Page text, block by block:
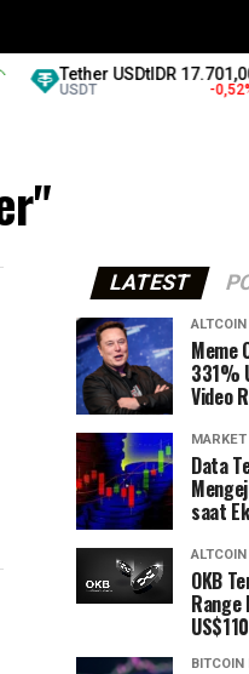
Tether USDtIDR 17.701,00
USDT %
LATEST
Meme
331%
Video
MARKET
Data
saat
OKB
Range
US$110
BITCOIN